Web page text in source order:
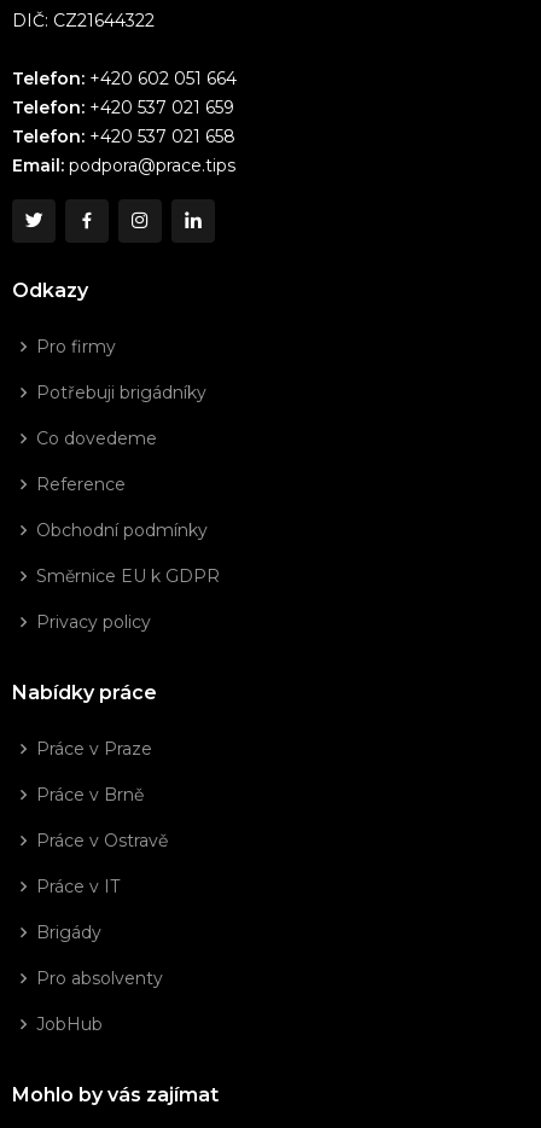
DIČ: CZ21644322
Telefon: +420 602 051 664
Telefon: +420 537 021 659
Telefon: +420 537 021 658
Email: podpora@prace.tips
Odkazy
Pro firmy
Potřebuji brigádníky
Co dovedeme
Reference
Obchodní podmínky
Směrnice EU k GDPR
Privacy policy
Nabídky práce
Práce v Praze
Práce v Brně
Práce v Ostravě
Práce v IT
Brigády
Pro absolventy
JobHub
Mohlo by vás zajímat